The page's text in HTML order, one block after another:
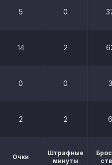
5 0
14 2
0 0 3
2 2 6
Очки
Штрафные
минуты